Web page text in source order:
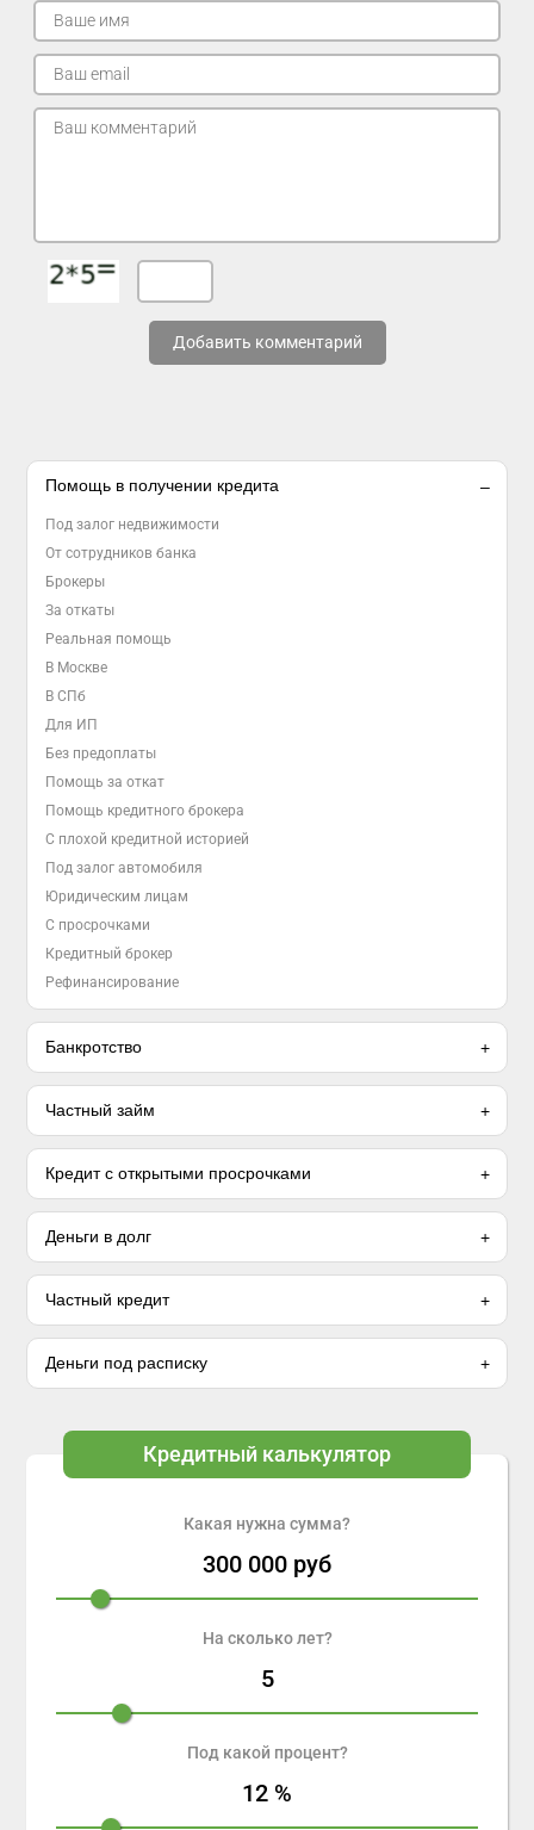
Добавить комментарий
Помощь в получении кредита
Под залог недвижимости
От сотрудников банка
Брокеры
За откаты
Реальная помощь
В Москве
В СПб
Для ИП
Без предоплаты
Помощь за откат
Помощь кредитного брокера
С плохой кредитной историей
Под залог автомобиля
Юридическим лицам
С просрочками
Кредитный брокер
Рефинансирование
Банкротство
Частный займ
Кредит с открытыми просрочками
Деньги в долг
Частный кредит
Деньги под расписку
Кредитный калькулятор
Какая нужна сумма?
300 000 руб
На сколько лет?
5
Под какой процент?
12 %